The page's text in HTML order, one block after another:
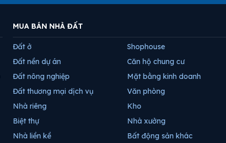
MUA BÁN NHÀ ĐẤT
Đất ở
Đất nền dự án
Đất nông nghiệp
Đất thương mại dịch vụ
Nhà riêng
Biệt thự
Nhà liền kề
Shophouse
Căn hộ chung cư
Mặt bằng kinh doanh
Văn phòng
Kho
Nhà xưởng
Bất động sản khác